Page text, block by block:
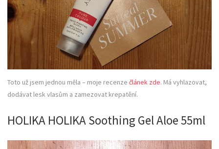
Toto už jsem jednou měla – moje recenze článek zde. Má vyhlazovat,
dodávat lesk vlasům a zamezovat krepatění.
HOLIKA HOLIKA Soothing Gel Aloe 55ml